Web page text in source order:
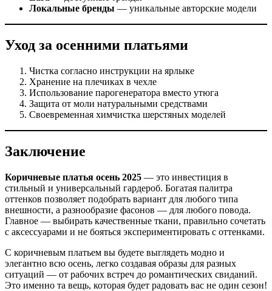
Локальные бренды — уникальные авторские модели
Уход за осенними платьями
Чистка согласно инструкции на ярлыке
Хранение на плечиках в чехле
Использование парогенератора вместо утюга
Защита от моли натуральными средствами
Своевременная химчистка шерстяных моделей
Заключение
Коричневые платья осень 2025 — это инвестиция в
стильный и универсальный гардероб. Богатая палитра
оттенков позволяет подобрать вариант для любого типа
внешности, а разнообразие фасонов — для любого повода.
Главное — выбирать качественные ткани, правильно сочетать
с аксессуарами и не бояться экспериментировать с оттенками.
С коричневым платьем вы будете выглядеть модно и
элегантно всю осень, легко создавая образы для разных
ситуаций — от рабочих встреч до романтических свиданий.
Это именно та вещь, которая будет радовать вас не один сезон!